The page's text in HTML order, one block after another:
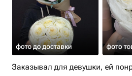
фото до доставки фото
Заказывал для девушки, ей